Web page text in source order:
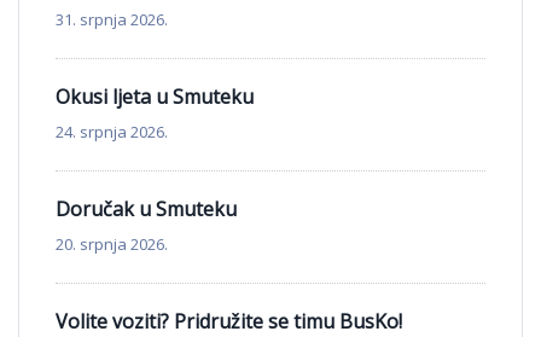
31. srpnja 2026.
Okusi ljeta u Smuteku
24. srpnja 2026.
Doručak u Smuteku
20. srpnja 2026.
Volite voziti? Pridružite se timu BusKo!